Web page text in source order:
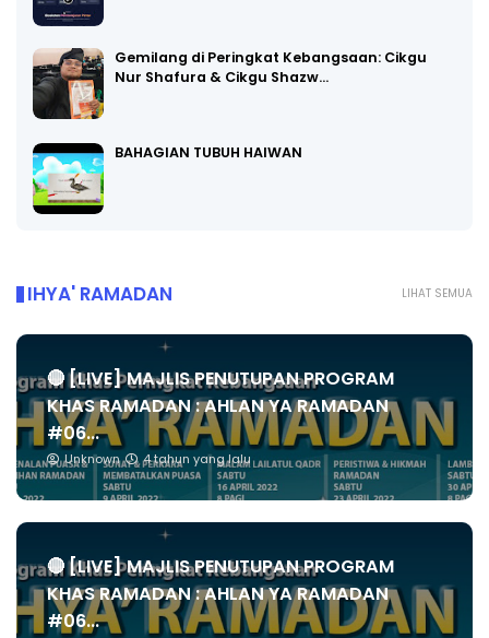
Gemilang di Peringkat Kebangsaan: Cikgu
Nur Shafura & Cikgu Shazw…
BAHAGIAN TUBUH HAIWAN
LIHAT SEMUA
IHYA' RAMADAN
🔴 [LIVE] MAJLIS PENUTUPAN PROGRAM
KHAS RAMADAN : AHLAN YA RAMADAN
#06...
Unknown 4 tahun yang lalu
🔴 [LIVE] MAJLIS PENUTUPAN PROGRAM
KHAS RAMADAN : AHLAN YA RAMADAN
#06...